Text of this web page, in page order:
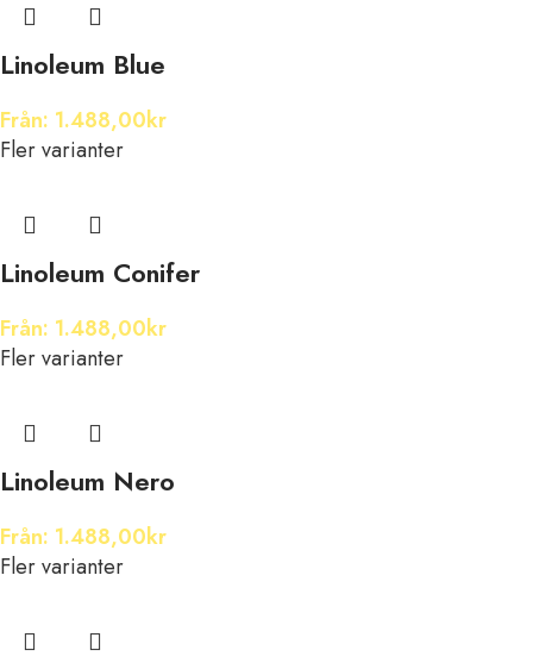
Linoleum Blue
Från: 1.488,00kr
Fler varianter
Linoleum Conifer
Från: 1.488,00kr
Fler varianter
Linoleum Nero
Från: 1.488,00kr
Fler varianter